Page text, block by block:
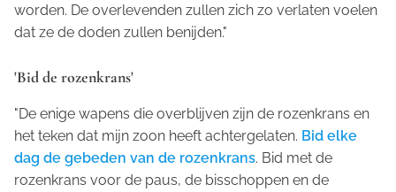
worden. De overlevenden zullen zich zo verlaten voelen
dat ze de doden zullen benijden."
'Bid de rozenkrans'
"De enige wapens die overblijven zijn de rozenkrans en
het teken dat mijn zoon heeft achtergelaten. Bid elke
dag de gebeden van de rozenkrans. Bid met de
rozenkrans voor de paus, de bisschoppen en de